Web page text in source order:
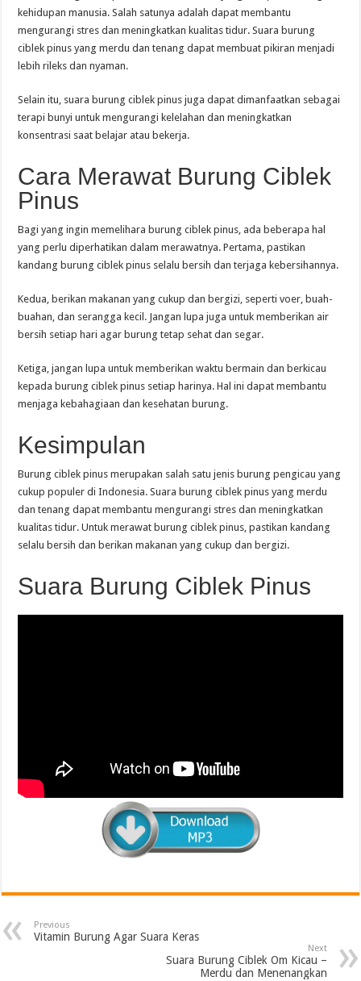
kehidupan manusia. Salah satunya adalah dapat membantu
mengurangi stres dan meningkatkan kualitas tidur. Suara burung
ciblek pinus yang merdu dan tenang dapat membuat pikiran menjadi
lebih rileks dan nyaman.
Selain itu, suara burung ciblek pinus juga dapat dimanfaatkan sebagai
terapi bunyi untuk mengurangi kelelahan dan meningkatkan
konsentrasi saat belajar atau bekerja.
Cara Merawat Burung Ciblek
Pinus
Bagi yang ingin memelihara burung ciblek pinus, ada beberapa hal
yang perlu diperhatikan dalam merawatnya. Pertama, pastikan
kandang burung ciblek pinus selalu bersih dan terjaga kebersihannya.
Kedua, berikan makanan yang cukup dan bergizi, seperti voer, buah-
buahan, dan serangga kecil. Jangan lupa juga untuk memberikan air
bersih setiap hari agar burung tetap sehat dan segar.
Ketiga, jangan lupa untuk memberikan waktu bermain dan berkicau
kepada burung ciblek pinus setiap harinya. Hal ini dapat membantu
menjaga kebahagiaan dan kesehatan burung.
Kesimpulan
Burung ciblek pinus merupakan salah satu jenis burung pengicau yang
cukup populer di Indonesia. Suara burung ciblek pinus yang merdu
dan tenang dapat membantu mengurangi stres dan meningkatkan
kualitas tidur. Untuk merawat burung ciblek pinus, pastikan kandang
selalu bersih dan berikan makanan yang cukup dan bergizi.
Suara Burung Ciblek Pinus
Previous
Vitamin Burung Agar Suara Keras
Next
Suara Burung Ciblek Om Kicau –
Merdu dan Menenangkan